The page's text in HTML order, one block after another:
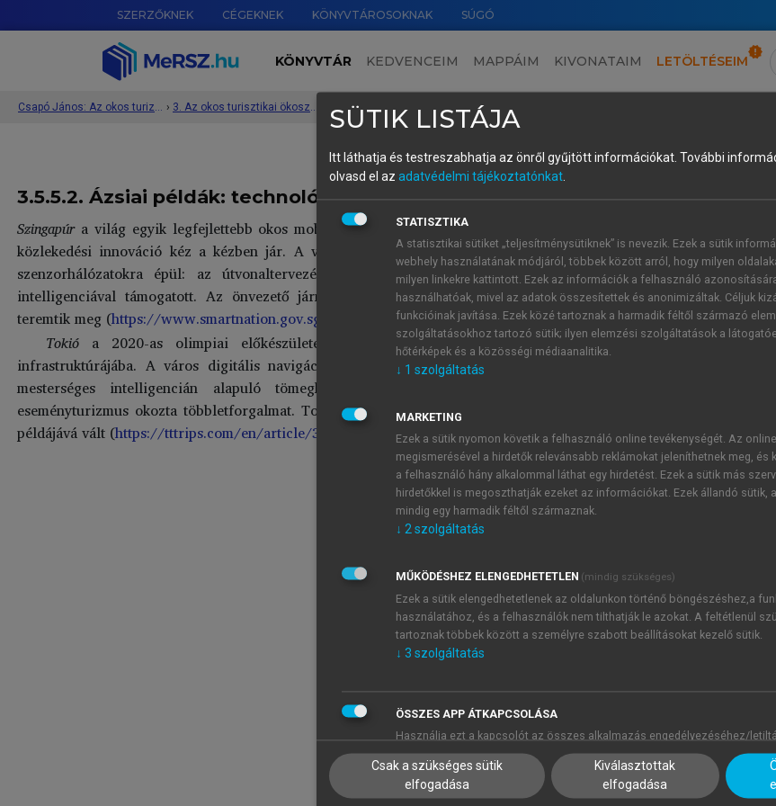
SZERZŐKNEK CÉGEKNEK KÖNYVTÁROSOKNAK SÚGÓ
KÖNYVTÁR KEDVENCEIM MAPPÁIM KIVONATAIM LETÖLTÉSEIM
Csapó János: Az okos turizmus rendszere és működése › 3. Az okos turisztikai ökoszisztéma 5 pilléren alapuló értelmezése és bemutatása 3.5. Okos mobilitás, okos közlekedési megoldások ›
3.5.5.2. Ázsiai példák: technológiai innováció és intelligens infrastruktúra
Szingapúra világ egyik legfejlettebb okos mobilitási ökoszisztémáját építette ki, ahol a digitális kormányzás, az
közlekedési innováció kéz a kézben jár. A városállam Smart Nation stratégiája az adatvezérelt döntéshozatalra
szenzorhálózatokra épül: az útvonaltervezés, a valós idejű forgalomirányítás és a parkolásmenedzsment
intelligenciával támogatott. Az önvezető járművek kísérleti programjai pedig a jövő autonóm turisztikai
teremtik meg (https://www.smartnation.gov.sg/
Tokió a 2020-as olimpiai előkészületek során integrálta az intelligens közlekedési megoldásokat a
infrastruktúrájába. A város digitális navigációs rendszere többnyelvű applikációkon keresztül támogatja a
mesterséges intelligencián alapuló tömegközlekedési előrejelzők pedig dinamikusan kezelik a
eseményturizmus okozta többletforgalmat. Tokió ezzel a „turistaközpontú mobilitás” (traveller-centric mobility)
példájává vált (https://tttrips.com/en/article/393 https://www.mlit.go.jp/en/).
SÜTIK LISTÁJA
Itt láthatja és testreszabhatja az önről gyűjtött információkat. További
olvasd el az adatvédelmi tájékoztatónkat.
STATISZTIKA
A statisztikai sütiket „teljesítménysütiknek” is nevezik. Ezek a sütik
webhely használatának módjáról, többek között arról, hogy milyen
milyen linkekre kattintott. Ezek az információk a felhasználó
használhatóak, mivel az adatok összesítettek és anonimizáltak. Céljuk
funkcióinak javítása. Ezek közé tartoznak a harmadik féltől származó
szolgáltatásokhoz tartozó sütik; ilyen elemzési szolgáltatások a
hőtérképek és a közösségi médiaanalitika.
↓ 1 szolgáltatás
MARKETING
Ezek a sütik nyomon követik a felhasználó online tevékenységét. Az
megismerésével a hirdetők relevánsabb reklámokat jeleníthetnek meg, és
a felhasználó hány alkalommal láthat egy hirdetést. Ezek a sütik más
hirdetőkkel is megoszthatják ezeket az információkat. Ezek állandó sütik,
mindig egy harmadik féltől származnak.
↓ 2szolgáltatás
MŰKÖDÉSHEZ ELENGEDHETETLEN (mindig szükséges)
Ezek a sütik elengedhetetlenek az oldalunkon történő böngészéshez,a
használatához, és a felhasználók nem tilthatják le azokat. A feltétlenül
tartoznak többek között a személyre szabott beállításokat kezelő sütik.
↓ 3 szolgáltatás
ÖSSZES APP ÁTKAPCSOLÁSA
Használja ezt a kapcsolót az összes alkalmazás engedélyezéséhez/
Csak a szükséges sütik
elfogadása
Kiválasztottak
elfogadása